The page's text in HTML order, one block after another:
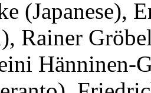
(Japanese),
Rainer
Hänninen-